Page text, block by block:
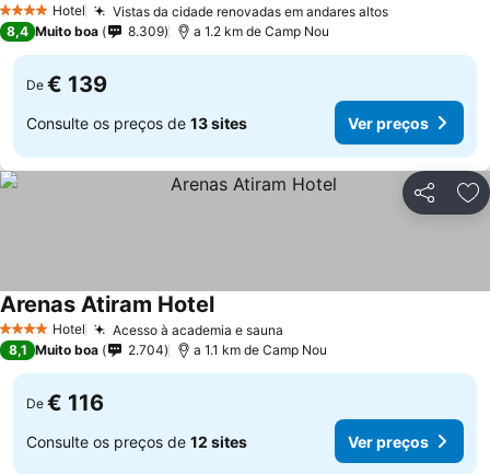
4 EstrelasHotel Vistas da cidade renovadas em andares altos
8,4 Muito boa 8.309 a 1.2 km de Camp Nou
De € 139
Consulte os preços de 13 sites Ver preços
Partilhar
4 EstrelasHotel Acesso à academia e sauna
Arenas Atiram Hotel
8,1 Muito boa 2.704 a 1.1 km de Camp Nou
De € 116
Consulte os preços de 12 sites Ver preços